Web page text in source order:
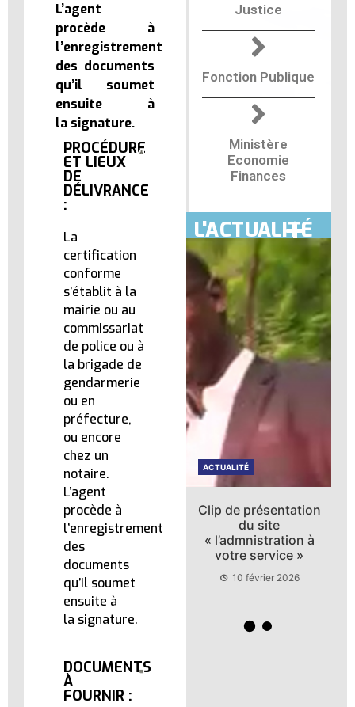
L’agent
procède à
l’enregistrement
des documents
qu’il soumet
ensuite à
la signature.
PROCÉDURE
ET LIEUX
DE
DÉLIVRANCE
:
La
certification
conforme
s’établit à la
mairie ou au
commissariat
de police ou à
la brigade de
gendarmerie
ou en
préfecture,
ou encore
chez un
notaire.
L’agent
procède à
l’enregistrement
des
documents
qu’il soumet
ensuite à
la signature.
DOCUMENTS
À
FOURNIR :
Justice
Fonction Publique
Ministère
Economie
Finances
L'ACTUALITÉ
ACTUALITÉ
Clip de présentation
du site
« l’admnistration à
votre service »
10 février 2026
ACTUALITÉ
Recrutement des
fonctionnaires
10 février 2026